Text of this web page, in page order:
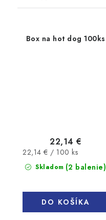
Box na hot dog 100ks
Skladom (2 balenie)
22,14 €
Jednotková
cena:
22,14 € / 100 ks
DO KOŠÍKA